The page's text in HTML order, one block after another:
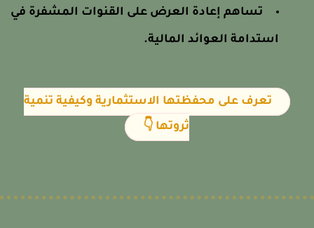
تساهم إعادة العرض على القنوات المشفرة في
استدامة العوائد المالية.
تعرف على محفظتها الاستثمارية وكيفية تنمية
ثروتها 👇